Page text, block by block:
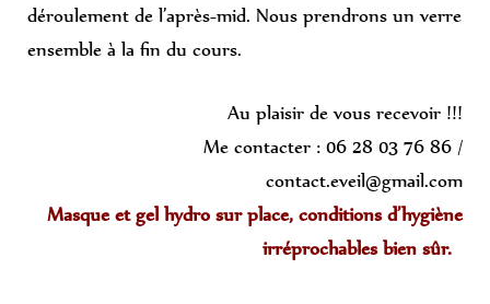
déroulement de l’après-mid. Nous prendrons un verre
ensemble à la fin du cours.
Au plaisir de vous recevoir !!!
Me contacter : 06 28 03 76 86 /
contact.eveil@gmail.com
Masque et gel hydro sur place, conditions d’hygiène
irréprochables bien sûr.